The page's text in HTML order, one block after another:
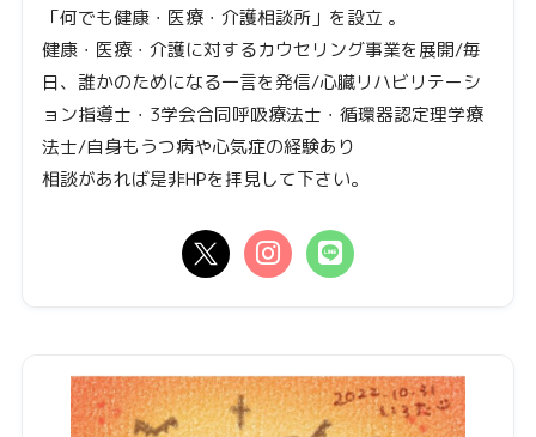
「何でも健康・医療・介護相談所」を設立 。
健康・医療・介護に対するカウセリング事業を展開/毎
日、誰かのためになる一言を発信/心臓リハビリテーシ
ョン指導士・3学会合同呼吸療法士・循環器認定理学療
法士/自身もうつ病や心気症の経験あり
相談があれば是非HPを拝見して下さい。